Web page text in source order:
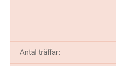
Antal träffar: